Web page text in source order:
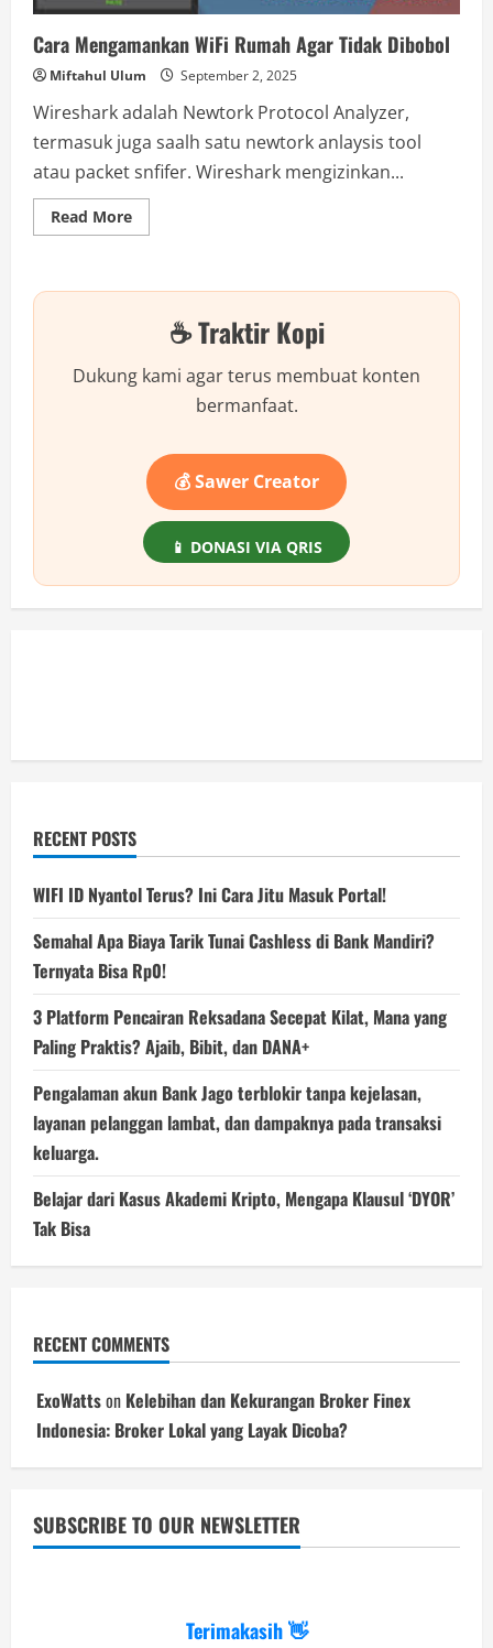
Cara Mengamankan WiFi Rumah Agar Tidak Dibobol
Miftahul Ulum September 2, 2025
Wireshark adalah Newtork Protocol Analyzer,
termasuk juga saalh satu newtork anlaysis tool
atau packet snfifer. Wireshark mengizinkan...
Read MoreRead
more
WiFi
Tidak☕ Traktir Kopi
Dukung kami agar terus membuat konten
bermanfaat.
💰 Sawer Creator
📱 DONASI VIA QRIS
RECENT POSTS
WIFI ID Nyantol Terus? Ini Cara Jitu Masuk Portal!
Semahal Apa Biaya Tarik Tunai Cashless di Bank Mandiri?
Ternyata Bisa Rp0!
3 Platform Pencairan Reksadana Secepat Kilat, Mana yang
Paling Praktis? Ajaib, Bibit, dan DANA+
Pengalaman akun Bank Jago terblokir tanpa kejelasan,
layanan pelanggan lambat, dan dampaknya pada transaksi
keluarga.
Belajar dari Kasus Akademi Kripto, Mengapa Klausul ‘DYOR’
Tak Bisa
RECENT COMMENTS
ExoWattson Kelebihan dan Kekurangan Broker Finex
Indonesia: Broker Lokal yang Layak Dicoba?
SUBSCRIBE TO OUR NEWSLETTER
Terimakasih 👋